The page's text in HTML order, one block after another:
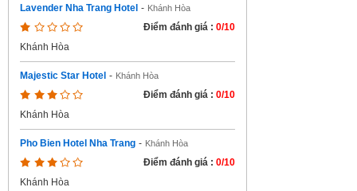
Lavender Nha Trang Hotel - Khánh Hòa
Điểm đánh giá : 0/10
Khánh Hòa
Majestic Star Hotel - Khánh Hòa
Điểm đánh giá : 0/10
Khánh Hòa
Pho Bien Hotel Nha Trang - Khánh Hòa
Điểm đánh giá : 0/10
Khánh Hòa